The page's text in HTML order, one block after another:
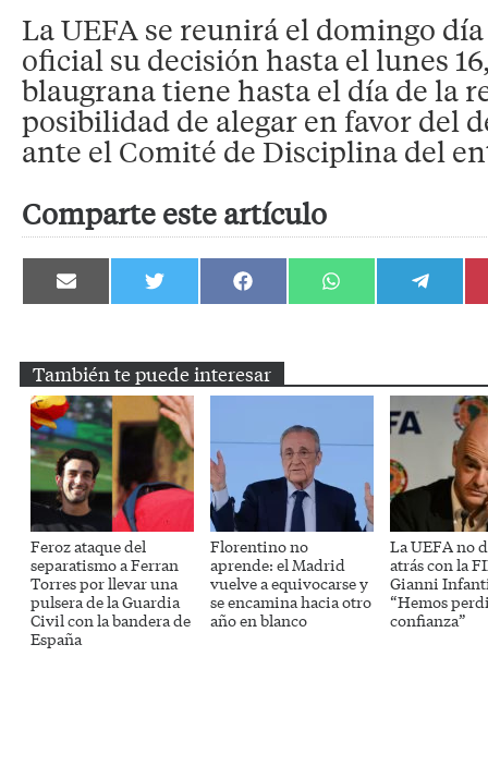
La UEFA se reunirá el domingo día
oficial su decisión hasta el lunes
blaugrana tiene hasta el día de la
posibilidad de alegar en favor del
ante el Comité de Disciplina del
Comparte este artículo
Compartir
en
Compartir
en
Compartir
en
Compartir
en
Compartir
en
También te puede interesar
Feroz ataque del
separatismo a Ferran
Torres por llevar una
pulsera de la Guardia
Civil con la bandera de
España
Florentino no
aprende: el Madrid
vuelve a equivocarse y
se encamina hacia otro
año en blanco
La UEFA no
atrás con la
Gianni
“Hemos
confianza”